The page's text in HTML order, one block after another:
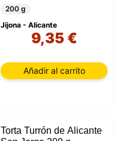
200 g
Jijona - Alicante
9,35 €
Añadir al carrito
Torta Turrón de Alicante